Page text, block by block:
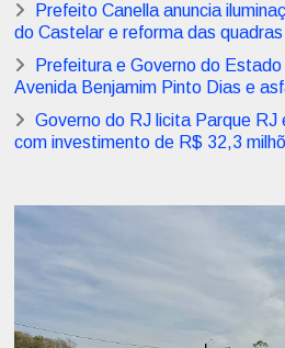
Prefeito Canella anuncia
do Castelar e reforma das
Prefeitura e Governo do
Avenida Benjamim Pinto Dias e
Governo do RJ licita Parque
com investimento de R$ 32,3